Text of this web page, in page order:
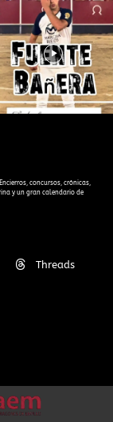
concursos, crónicas,
y un gran calendario de
Threads